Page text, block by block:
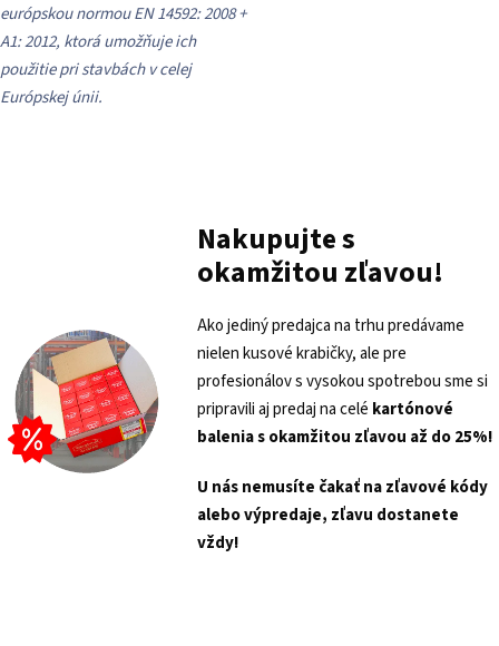
európskou normou EN 14592: 2008 +
A1: 2012, ktorá umožňuje ich
použitie pri stavbách v celej
Európskej únii.
Nakupujte s
okamžitou zľavou!
Ako jediný predajca na trhu predávame
nielen kusové krabičky, ale pre
profesionálov s vysokou spotrebou sme si
pripravili aj predaj na celé kartónové
balenia sokamžitou zľavou až do 25%!
U nás nemusíte čakať na zľavové kódy
alebo výpredaje, zľavu dostanete
vždy!